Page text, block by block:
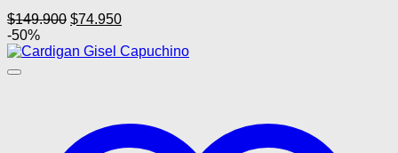
opciones
se
pueden
elegir
$149.900 El
original
$74.950El
actual
-50%